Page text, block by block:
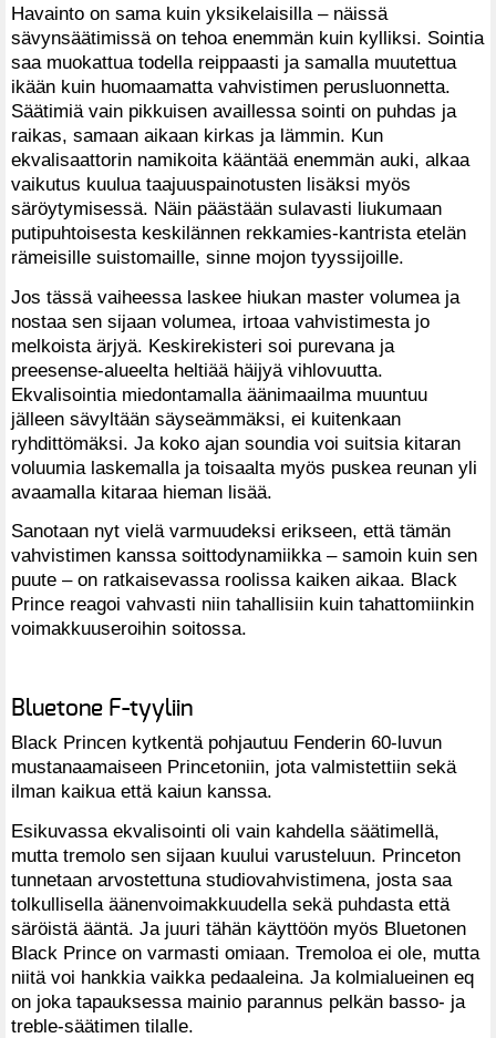
Havainto on sama kuin yksikelaisilla – näissä
sävynsäätimissä on tehoa enemmän kuin kylliksi. Sointia
saa muokattua todella reippaasti ja samalla muutettua
ikään kuin huomaamatta vahvistimen perusluonnetta.
Säätimiä vain pikkuisen availlessa sointi on puhdas ja
raikas, samaan aikaan kirkas ja lämmin. Kun
ekvalisaattorin namikoita kääntää enemmän auki, alkaa
vaikutus kuulua taajuuspainotusten lisäksi myös
säröytymisessä. Näin päästään sulavasti liukumaan
putipuhtoisesta keskilännen rekkamies-kantrista etelän
rämeisille suistomaille, sinne mojon tyyssijoille.
Jos tässä vaiheessa laskee hiukan master volumea ja
nostaa sen sijaan volumea, irtoaa vahvistimesta jo
melkoista ärjyä. Keskirekisteri soi purevana ja
preesense-alueelta heltiää häijyä vihlovuutta.
Ekvalisointia miedontamalla äänimaailma muuntuu
jälleen sävyltään säyseämmäksi, ei kuitenkaan
ryhdittömäksi. Ja koko ajan soundia voi suitsia kitaran
voluumia laskemalla ja toisaalta myös puskea reunan yli
avaamalla kitaraa hieman lisää.
Sanotaan nyt vielä varmuudeksi erikseen, että tämän
vahvistimen kanssa soittodynamiikka – samoin kuin sen
puute – on ratkaisevassa roolissa kaiken aikaa. Black
Prince reagoi vahvasti niin tahallisiin kuin tahattomiinkin
voimakkuuseroihin soitossa.
Bluetone F-tyyliin
Black Princen kytkentä pohjautuu Fenderin 60-luvun
mustanaamaiseen Princetoniin, jota valmistettiin sekä
ilman kaikua että kaiun kanssa.
Esikuvassa ekvalisointi oli vain kahdella säätimellä,
mutta tremolo sen sijaan kuului varusteluun. Princeton
tunnetaan arvostettuna studiovahvistimena, josta saa
tolkullisella äänenvoimakkuudella sekä puhdasta että
säröistä ääntä. Ja juuri tähän käyttöön myös Bluetonen
Black Prince on varmasti omiaan. Tremoloa ei ole, mutta
niitä voi hankkia vaikka pedaaleina. Ja kolmialueinen eq
on joka tapauksessa mainio parannus pelkän basso- ja
treble-säätimen tilalle.